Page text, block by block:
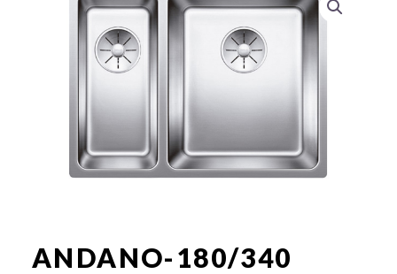
ANDANO-180/340